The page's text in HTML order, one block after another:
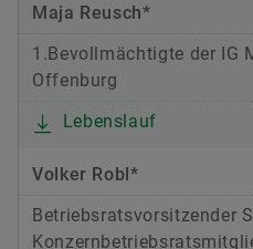
Maja Reusch*
1.Bevollmächtigte der IG
Offenburg
Lebenslauf
Volker Robl*
Betriebsratsvorsitzender